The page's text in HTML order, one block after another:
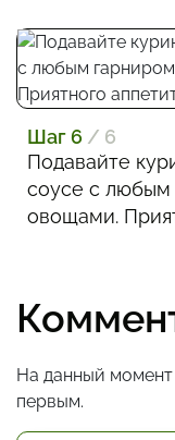
Шаг 6 / 6
Подавайте
соусе с
овощами.
На данный момент
первым.